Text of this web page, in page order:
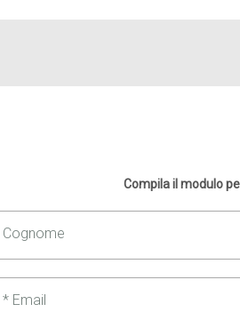
Compila il modulo
Cognome
* Email